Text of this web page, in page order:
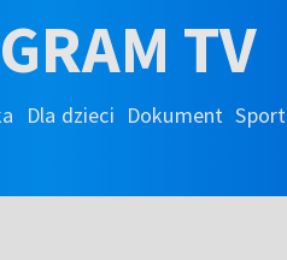
TV
Dla dzieci Dokument Sport